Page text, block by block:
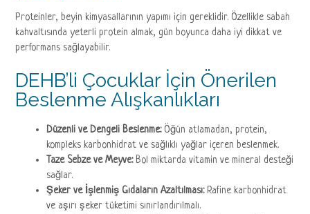
Proteinler, beyin kimyasallarının yapımı için gereklidir. Özellikle sabah
kahvaltısında yeterli protein almak, gün boyunca daha iyi dikkat ve
performans sağlayabilir.
DEHB’li Çocuklar İçin Önerilen
Beslenme Alışkanlıkları
Düzenli ve Dengeli Beslenme:Öğün atlamadan, protein,
kompleks karbonhidrat ve sağlıklı yağlar içeren beslenmek.
Taze Sebze ve Meyve:Bol miktarda vitamin ve mineral desteği
sağlar.
Şeker ve İşlenmiş Gıdaların Azaltılması:Rafine karbonhidrat
ve aşırı şeker tüketimi sınırlandırılmalı.